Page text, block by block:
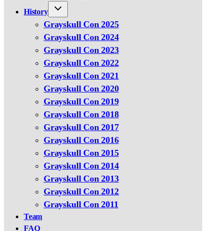
History
Grayskull Con 2025
Grayskull Con 2024
Grayskull Con 2023
Grayskull Con 2022
Grayskull Con 2021
Grayskull Con 2020
Grayskull Con 2019
Grayskull Con 2018
Grayskull Con 2017
Grayskull Con 2016
Grayskull Con 2015
Grayskull Con 2014
Grayskull Con 2013
Grayskull Con 2012
Grayskull Con 2011
Team
FAQ